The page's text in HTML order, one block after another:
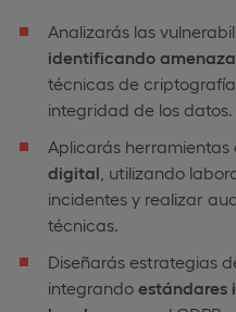
Analizarás las
identificando
técnicas de
integridad de los datos.
Aplicarás herramientas
digital , utilizando
incidentes y realizar
técnicas.
Diseñarás estrategias
integrando estándares